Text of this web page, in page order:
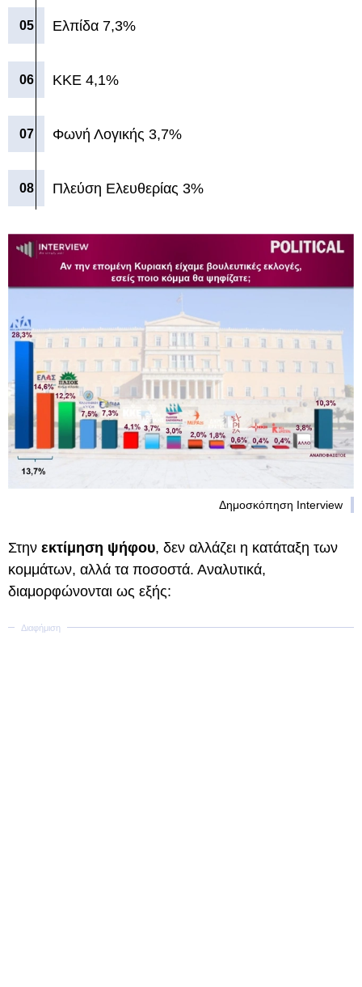
Ελπίδα 7,3%
ΚΚΕ 4,1%
Φωνή Λογικής 3,7%
Πλεύση Ελευθερίας 3%
Δημοσκόπηση Interview
Στην εκτίμηση ψήφου, δεν αλλάζει η κατάταξη των
κομμάτων, αλλά τα ποσοστά. Αναλυτικά,
διαμορφώνονται ως εξής: